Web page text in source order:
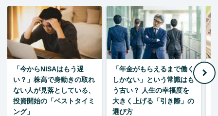
「今からNISAはもう遅
い？」株高で身動きの取れ
ない人が見落としている、
投資開始の「ベストタイミ
ング」
「年金がもらえるまで働く
しかない」という常識はも
う古い？ 人生の幸福度を
大きく上げる「引き際」の
選び方